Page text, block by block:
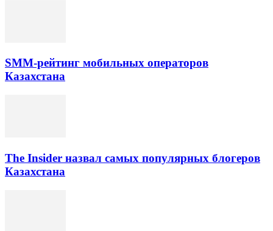
SMM-рейтинг мобильных операторов
Казахстана
The Insider назвал самых популярных блогеров
Казахстана